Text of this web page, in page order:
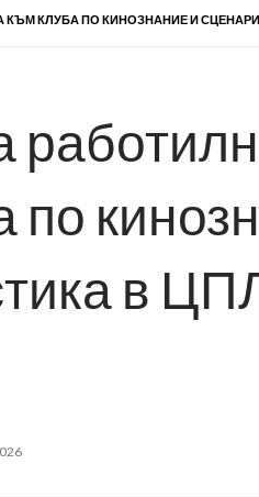
КЛУБА ПО КИНОЗНАНИЕ И
по
в